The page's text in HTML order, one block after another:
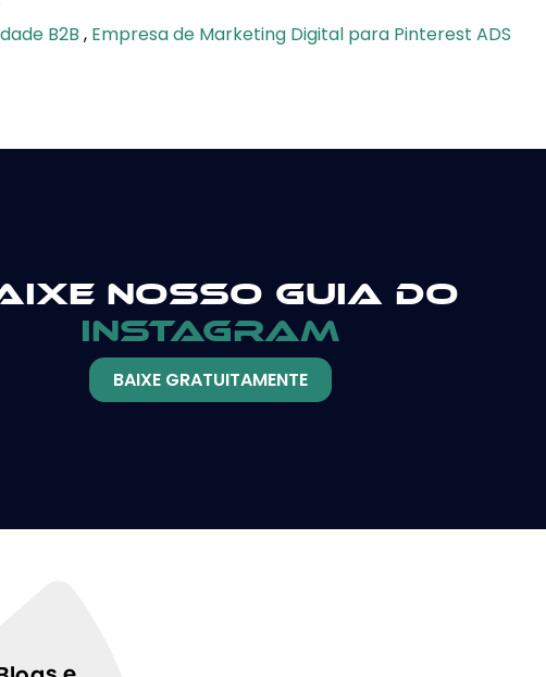
B2B , Empresa de Marketing Digital para Pinterest ADS
nosso guia do
instagram
BAIXE GRATUITAMENTE